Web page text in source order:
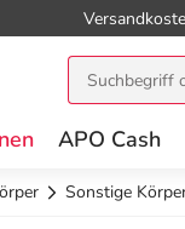
APO Cash
Sonstige